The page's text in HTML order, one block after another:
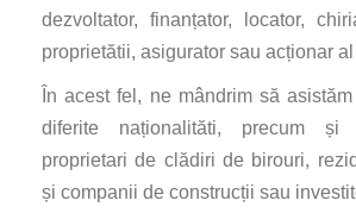
dezvoltator, finanțator, locator,
proprietătii, asigurator sau acționar
În acest fel, ne mândrim să
diferite naționalităti, precum și
proprietari de clădiri de birouri,
și companii de construcții sau